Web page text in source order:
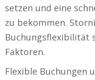
setzen und eine
zu bekommen.
Buchungsflexibilität
Faktoren.
Flexible Buchungen